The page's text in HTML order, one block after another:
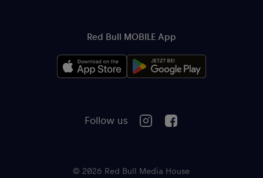
Follow us
Red Bull MOBILE App
© 2026 Red Bull Media House